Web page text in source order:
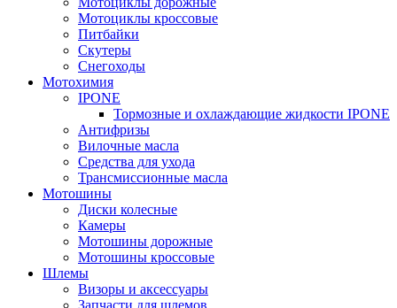
Мотоциклы кроссовые
Питбайки
Скутеры
Снегоходы
Мотохимия
IPONE
Тормозные и охлаждающие жидкости IPONE
Антифризы
Вилочные масла
Средства для ухода
Трансмиссионные масла
Мотошины
Диски колесные
Камеры
Мотошины дорожные
Мотошины кроссовые
Шлемы
Визоры и аксессуары
Запчасти для шлемов